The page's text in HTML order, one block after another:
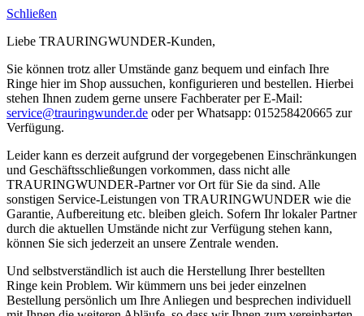
Schließen
Liebe TRAURINGWUNDER-Kunden,
Sie können trotz aller Umstände ganz bequem und einfach Ihre
Ringe hier im Shop aussuchen, konfigurieren und bestellen. Hierbei
stehen Ihnen zudem gerne unsere Fachberater per E-Mail:
service@trauringwunder.de oder per Whatsapp: 015258420665 zur
Verfügung.
Leider kann es derzeit aufgrund der vorgegebenen Einschränkungen
und Geschäftsschließungen vorkommen, dass nicht alle
TRAURINGWUNDER-Partner vor Ort für Sie da sind. Alle
sonstigen Service-Leistungen von TRAURINGWUNDER wie die
Garantie, Aufbereitung etc. bleiben gleich. Sofern Ihr lokaler Partner
durch die aktuellen Umstände nicht zur Verfügung stehen kann,
können Sie sich jederzeit an unsere Zentrale wenden.
Und selbstverständlich ist auch die Herstellung Ihrer bestellten
Ringe kein Problem. Wir kümmern uns bei jeder einzelnen
Bestellung persönlich um Ihre Anliegen und besprechen individuell